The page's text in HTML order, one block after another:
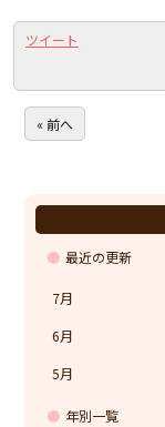
ツイート
« 前へ
最近の更新
7月
6月
5月
年別一覧